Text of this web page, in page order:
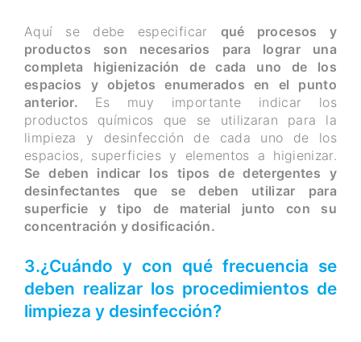
Aquí se debe especificar qué procesos y
productos son necesarios para lograr una
completa higienización de cada uno de los
espacios y objetos enumerados en el punto
anterior. Es muy importante indicar los
productos químicos que se utilizaran para la
limpieza y desinfección de cada uno de los
espacios, superficies y elementos a higienizar.
Se deben indicar los tipos de detergentes y
desinfectantes que se deben utilizar para
superficie y tipo de material junto con su
concentración y dosificación.
3.¿Cuándo y con qué frecuencia se
deben realizar los procedimientos de
limpieza y desinfección?